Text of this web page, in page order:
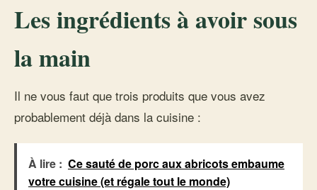
Les ingrédients à avoir sous
la main
Il ne vous faut que trois produits que vous avez
probablement déjà dans la cuisine :
À lire : Ce sauté de porc aux abricots embaume
votre cuisine (et régale tout le monde)